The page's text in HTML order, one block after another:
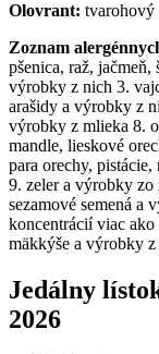
Olovrant: tvarohový
Zoznam
pšenica, raž,
výrobky z nich 3.
arašidy a výrobky z
výrobky z mlieka 8.
mandle, lieskové
para orechy,
9. zeler a výrobky zo
sezamové semená
koncentrácií viac
mäkkýše a výrobky z
Jedálny
2026